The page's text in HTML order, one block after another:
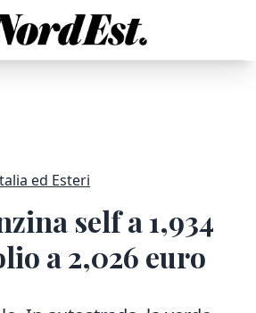
ed Esteri
self a 1,934
a 2,026 euro